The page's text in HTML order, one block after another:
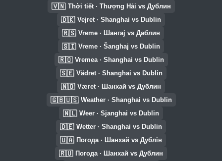
🇻🇳 Thời tiết · Thượng Hải vs Дублин
🇩🇰 Vejret · Shanghai vs Dublin
🇷🇸 Vreme · Шангај vs Даблин
🇸🇮 Vreme · Šanghaj vs Dublin
🇷🇴 Vremea · Shanghai vs Dublin
🇸🇪 Vädret · Shanghai vs Dublin
🇳🇴 Været · Шанхай vs Дублин
🇬🇧🇺🇸 Weather · Shanghai vs Dublin
🇳🇱 Weer · Sjanghai vs Dublin
🇩🇪 Wetter · Shanghai vs Dublin
🇺🇦 Погода · Шанхай vs Дублін
🇷🇺 Погода · Шанхай vs Дублин